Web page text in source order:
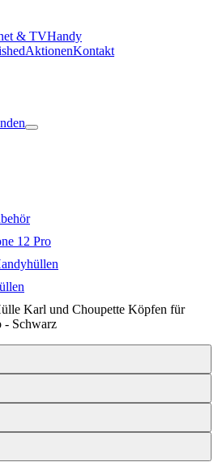
& TVHandy
AktionenKontakt
12 Pro
Karl und Choupette Köpfen für
- Schwarz